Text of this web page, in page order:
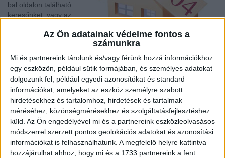
Az Ön adatainak védelme fontos a
számunkra
Mi és partnereink tárolunk és/vagy férünk hozzá információkhoz
egy eszközön, például sütik formájában, és személyes adatokat
dolgozunk fel, például egyedi azonosítókat és standard
információkat, amelyeket az eszköz személyre szabott
hirdetésekhez és tartalomhoz, hirdetések és tartalmak
méréséhez, közönségmérésekhez és szolgáltatásfejlesztéshez
küld. Az Ön engedélyével mi és a partnereink eszközleolvasásos
módszerrel szerzett pontos geolokációs adatokat és azonosítási
információkat is felhasználhatunk. A megfelelő helyre kattintva
hozzájárulhat ahhoz, hogy mi és a 1733 partnereink a fent
bal oldalon található
keresőnket, vagy az
Tatabánya
, Eladó Családi ház
Zalaegerszeg, Eladó Társasházi lakás, Családi ház
Celldömölk , Eladó Társasházi lakás, Családi ház
Veszprém, Eladó Társasházi lakás, Családi ház
Balatonalmádi
, Eladó Társasházi lakás
Békéscsaba, Eladó Társasházi lakás, Családi ház, Garázs,
Házrész, Hotel, Ipari ingatlan
Keszthely, Eladó és Kiadó Nyaraló, Telek, Zárt kert